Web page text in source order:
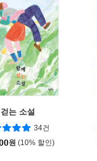
는 소설
34건
원 (10% 할인)